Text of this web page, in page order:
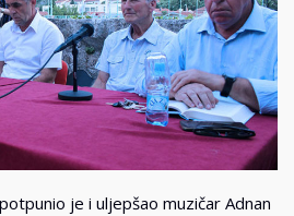
je i uljepšao muzičar Adnan